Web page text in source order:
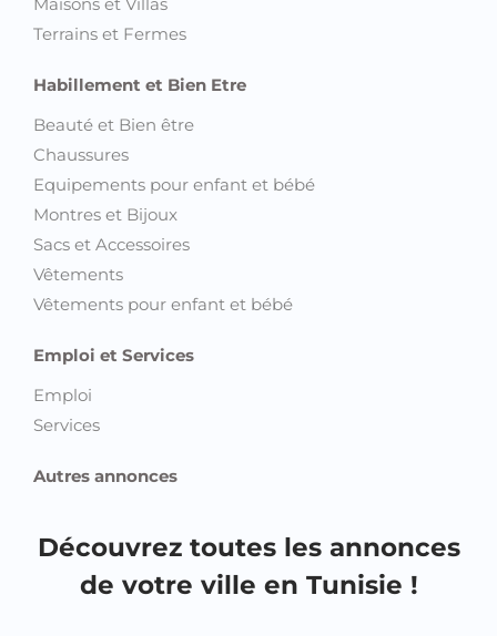
Terrains et Fermes
Habillement et Bien Etre
Beauté et Bien être
Chaussures
Equipements pour enfant et bébé
Montres et Bijoux
Sacs et Accessoires
Vêtements
Vêtements pour enfant et bébé
Emploi et Services
Emploi
Services
Autres annonces
Découvrez toutes les annonces
de votre ville en Tunisie !